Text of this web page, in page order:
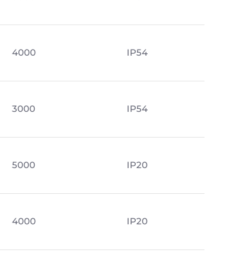
4000 IP54
3000 IP54
5000 IP20
4000 IP20